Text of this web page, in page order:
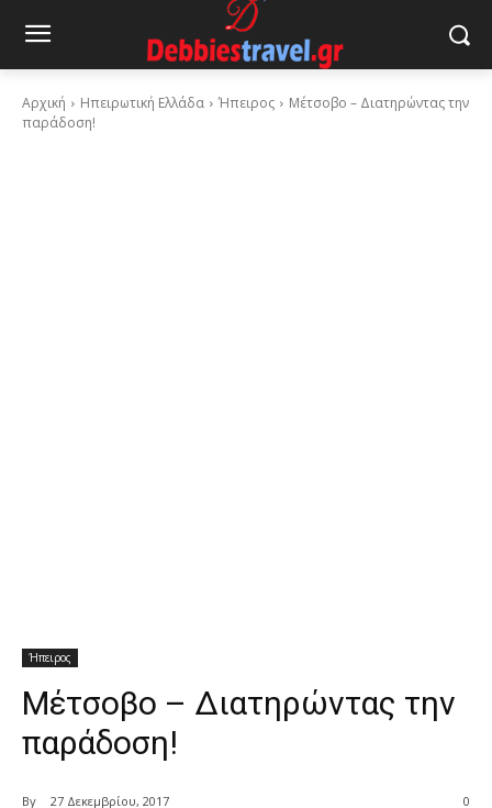
Αρχική Ηπειρωτική Ελλάδα Ήπειρος
Μέτσοβο – Διατηρώντας την
παράδοση!
Ήπειρος
Μέτσοβο – Διατηρώντας την
παράδοση!
By 27 Δεκεμβρίου, 2017 0